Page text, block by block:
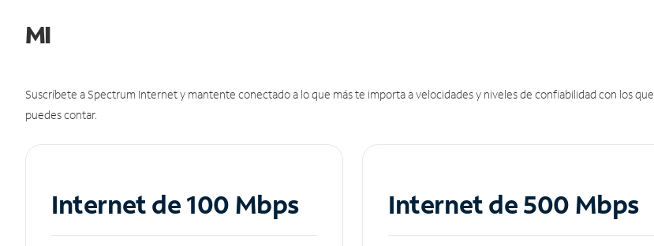
MI
Suscríbete a Spectrum Internet y mantente conectado a lo que más te importa a velocidades y niveles de confiabilidad con los que
puedes contar.
Internet de 100 Mbps Internet de 500 Mbps